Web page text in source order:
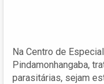
Na Centro de
Pindamonhangaba,
parasitárias, sejam